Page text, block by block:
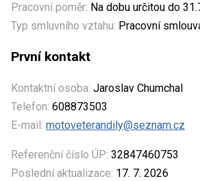
Pracovní poměr: Na dobu určitou do
Typ smluvního vztahu: Pracovní
První kontakt
Kontaktní osoba: Jaroslav Chumchal
Telefon: 608873503
E-mail: motoveterandily@seznam.cz
Referenční číslo ÚP: 32847460753
Poslední aktualizace: 17. 7. 2026